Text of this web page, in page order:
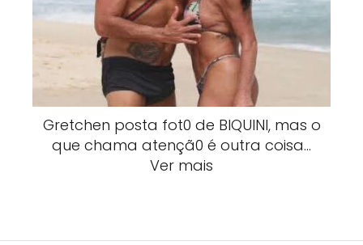
Gretchen posta fot0 de BlQUlNI, mas o
que chama atençã0 é outra coisa…
Ver mais